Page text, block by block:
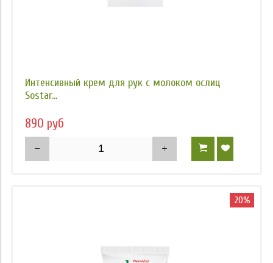
Интенсивный крем для рук с молоком ослиц
Sostar...
890 руб
20%